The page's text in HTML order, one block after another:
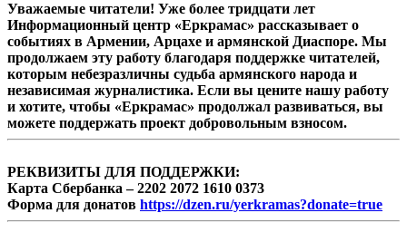
Уважаемые читатели! Уже более тридцати лет
Информационный центр «Еркрамас» рассказывает о
событиях в Армении, Арцахе и армянской Диаспоре. Мы
продолжаем эту работу благодаря поддержке читателей,
которым небезразличны судьба армянского народа и
независимая журналистика. Если вы цените нашу работу
и хотите, чтобы «Еркрамас» продолжал развиваться, вы
можете поддержать проект добровольным взносом.
РЕКВИЗИТЫ ДЛЯ ПОДДЕРЖКИ:
Карта Сбербанка – 2202 2072 1610 0373
Форма для донатов https://dzen.ru/yerkramas?donate=true